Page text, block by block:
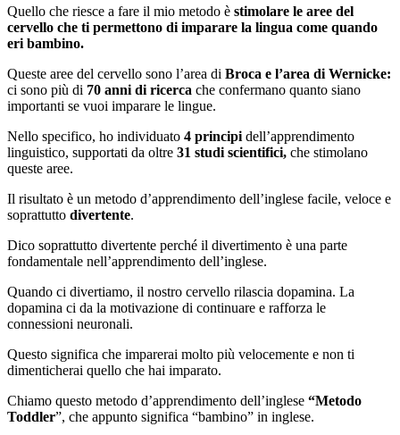
Quello che riesce a fare il mio metodo è stimolare le aree del
cervello che ti permettono di imparare la lingua come quando
eri bambino.
Queste aree del cervello sono l’area di Broca e l’area di Wernicke:
ci sono più di 70 anni di ricerca che confermano quanto siano
importanti se vuoi imparare le lingue.
Nello specifico, ho individuato 4 principi dell’apprendimento
linguistico, supportati da oltre 31 studi scientifici, che stimolano
queste aree.
Il risultato è un metodo d’apprendimento dell’inglese facile, veloce e
soprattutto divertente.
Dico soprattutto divertente perché il divertimento è una parte
fondamentale nell’apprendimento dell’inglese.
Quando ci divertiamo, il nostro cervello rilascia dopamina. La
dopamina ci da la motivazione di continuare e rafforza le
connessioni neuronali.
Questo significa che imparerai molto più velocemente e non ti
dimenticherai quello che hai imparato.
Chiamo questo metodo d’apprendimento dell’inglese “Metodo
Toddler”, che appunto significa “bambino” in inglese.